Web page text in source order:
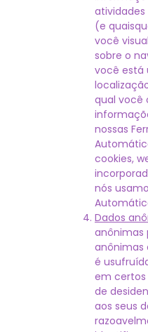
atividades
(e
você
sobre o
você está
qual você
nossas
cookies,
nós
Dados
anônimas
anônimas
é
em certos
de
aos seus